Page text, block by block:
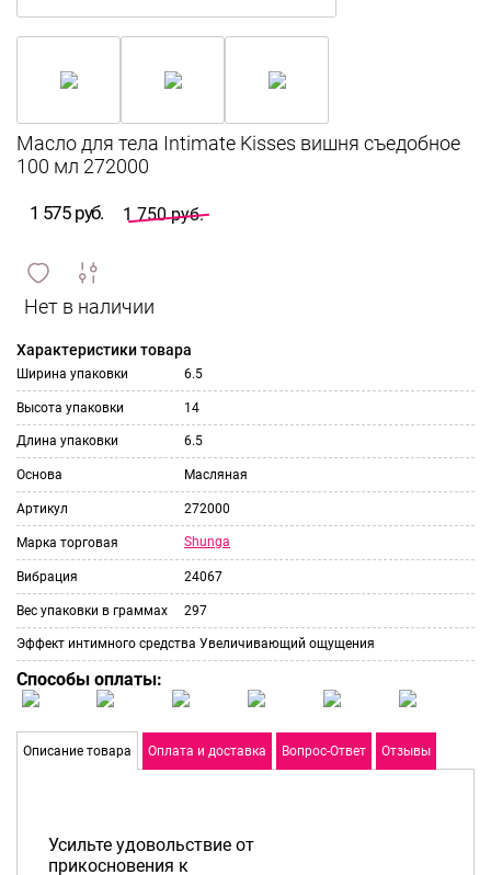
1 575 руб. 1 750 руб.
и
сравнить
ИЗБРАННОЕ
Характеристики товара
Ширина упаковки 6.5
Высота упаковки 14
Длина упаковки 6.5
Основа Масляная
Артикул 272000
Марка торговая Shunga
Вибрация 24067
Вес упаковки в граммах 297
Эффект интимного средства Увеличивающий ощущения
Способы оплаты:
Описание товара Оплата и доставка Вопрос-Ответ Отзывы
Усильте удовольствие от
прикосновения к